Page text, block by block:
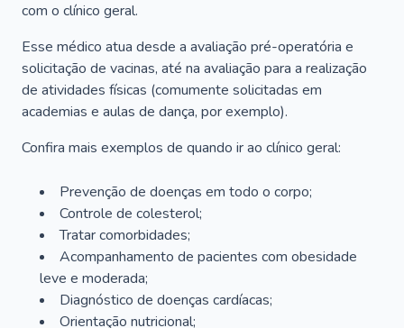
com o clínico geral.
Esse médico atua desde a avaliação pré-operatória e
solicitação de vacinas, até na avaliação para a realização
de atividades físicas (comumente solicitadas em
academias e aulas de dança, por exemplo).
Confira mais exemplos de quando ir ao clínico geral:
Prevenção de doenças em todo o corpo;
Controle de colesterol;
Tratar comorbidades;
Acompanhamento de pacientes com obesidade
leve e moderada;
Diagnóstico de doenças cardíacas;
Orientação nutricional;